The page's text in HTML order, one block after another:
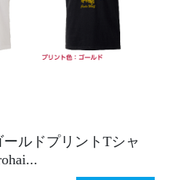
ルドプリントTシャ